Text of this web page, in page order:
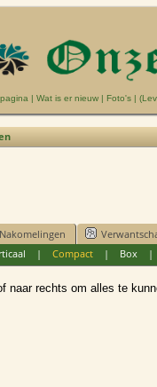
| Wat is er nieuw | Foto's |
Nakomelingen
| Compact| Box|
naar rechts om alles te